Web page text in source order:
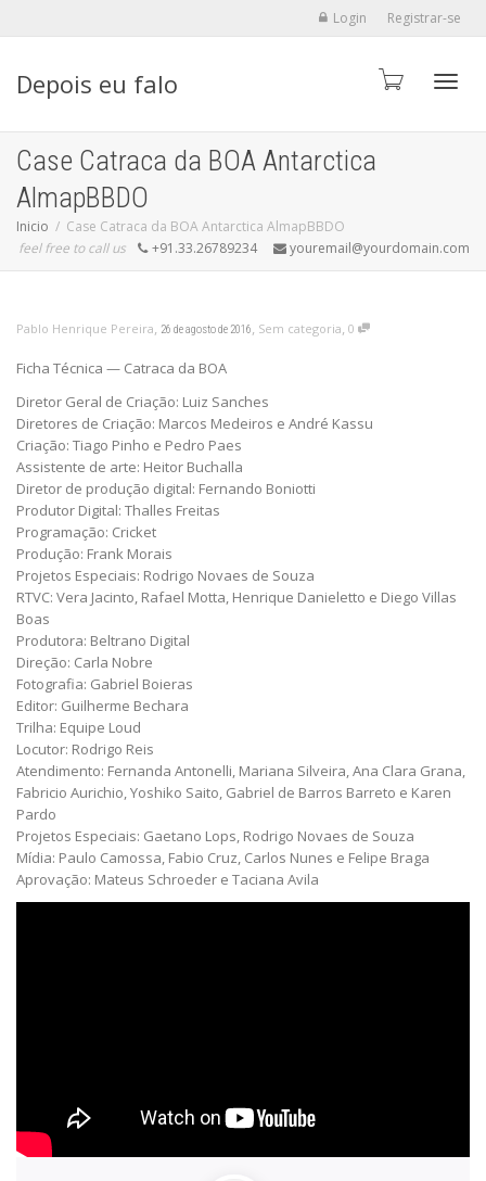
Login Registrar-se
Depois eu falo
Case Catraca da BOA Antarctica
AlmapBBDO
Inicio
Case Catraca da BOA Antarctica AlmapBBDO
feel free to call us
+91.33.26789234 youremail@yourdomain.com
Pablo Henrique Pereira, 26 de agosto de 2016, Sem categoria, 0
Ficha Técnica — Catraca da BOA
Diretor Geral de Criação: Luiz Sanches
Diretores de Criação: Marcos Medeiros e André Kassu
Criação: Tiago Pinho e Pedro Paes
Assistente de arte: Heitor Buchalla
Diretor de produção digital: Fernando Boniotti
Produtor Digital: Thalles Freitas
Programação: Cricket
Produção: Frank Morais
Projetos Especiais: Rodrigo Novaes de Souza
RTVC: Vera Jacinto, Rafael Motta, Henrique Danieletto e Diego Villas
Boas
Produtora: Beltrano Digital
Direção: Carla Nobre
Fotografia: Gabriel Boieras
Editor: Guilherme Bechara
Trilha: Equipe Loud
Locutor: Rodrigo Reis
Atendimento: Fernanda Antonelli, Mariana Silveira, Ana Clara Grana,
Fabricio Aurichio, Yoshiko Saito, Gabriel de Barros Barreto e Karen
Pardo
Projetos Especiais: Gaetano Lops, Rodrigo Novaes de Souza
Mídia: Paulo Camossa, Fabio Cruz, Carlos Nunes e Felipe Braga
Aprovação: Mateus Schroeder e Taciana Avila